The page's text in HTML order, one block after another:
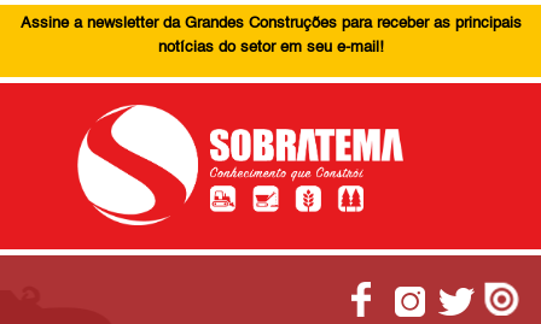
Assine a newsletter da Grandes Construções para receber as principais
notícias do setor em seu e-mail!